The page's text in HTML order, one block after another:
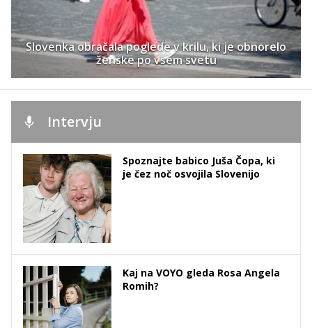
Slovenka obračala poglede v krilu, ki je obnorelo
ženske po vsem svetu
Intervju
Spoznajte babico Juša Čopa, ki
je čez noč osvojila Slovenijo
Kaj na VOYO gleda Rosa Angela
Romih?